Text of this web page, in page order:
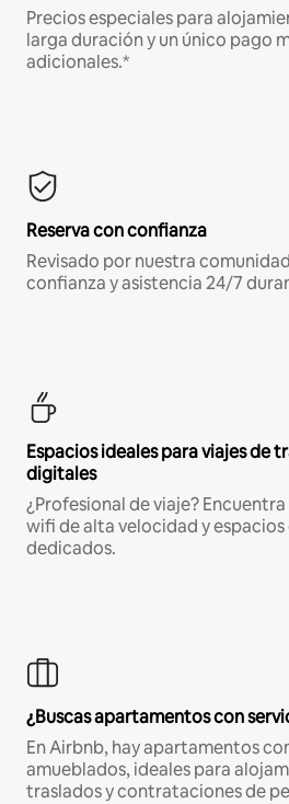
Precios especiales para
larga duración y un único pago
adicionales.*
Reserva con confianza
Revisado por nuestra
confianza y asistencia 24/7
Espacios ideales para viajes de
digitales
¿Profesional de viaje?
wifi de alta velocidad y
dedicados.
¿Buscas apartamentos con
En Airbnb, hay apartamentos
amueblados, ideales para
traslados y contrataciones de